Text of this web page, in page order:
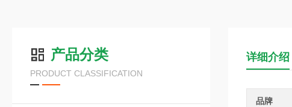
产品分类
PRODUCT CLASSIFICATION
详细介绍
品牌